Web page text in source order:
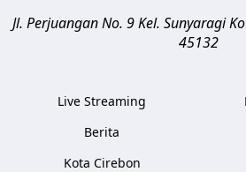
Jl. Perjuangan No. 9 Kel. Sunyaragi
45132
Live Streaming
Berita
Kota Cirebon